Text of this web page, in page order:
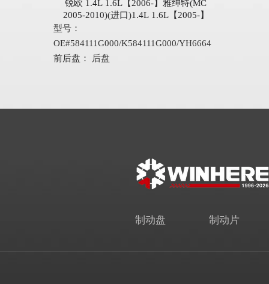
锐欧 1.4L 1.6L【2006-】雅绅特(MC
2005-2010)(进口)1.4L 1.6L【2005-】
型号：
OE#584111G000/K584111G000/YH6664
前后盘：
后盘
制动盘 制动片